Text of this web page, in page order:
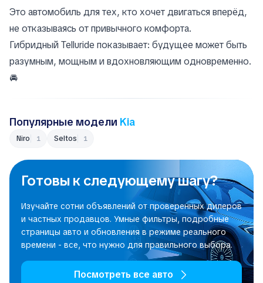
Это автомобиль для тех, кто хочет двигаться вперёд,
не отказываясь от привычного комфорта.
Гибридный Telluride показывает: будущее может быть
разумным, мощным и вдохновляющим одновременно.
🚘
Популярные модели Kia
Niro 1 Seltos 1
Готовы к следующему шагу?
Изучайте сотни объявлений от проверенных дилеров
и частных продавцов. Умные фильтры, подробные
страницы авто и обновления в режиме реального
времени - все, что нужно для правильного выбора.
Посмотреть все авто